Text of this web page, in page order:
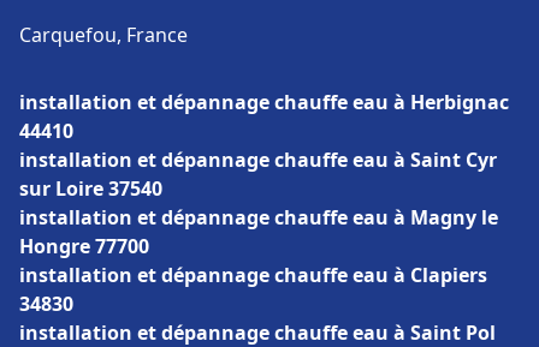
Carquefou, France
installation et dépannage chauffe eau à Herbignac
44410
installation et dépannage chauffe eau à Saint Cyr
sur Loire 37540
installation et dépannage chauffe eau à Magny le
Hongre 77700
installation et dépannage chauffe eau à Clapiers
34830
installation et dépannage chauffe eau à Saint Pol